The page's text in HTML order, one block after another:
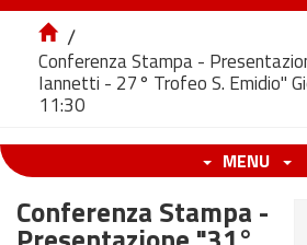
/
Conferenza Stampa -
Iannetti - 27° Trofeo S. Emidio"
11:30
MENU
Conferenza Stampa -